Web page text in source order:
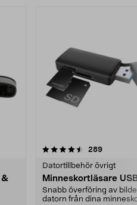
&
289
Datortillbehör övrigt
Minneskortläsare
Snabb överföring av
datorn från dina
4.5 av 5 stjärnor